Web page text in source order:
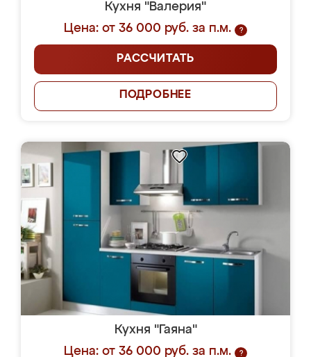
Кухня "Валерия"
Цена: от 36 000 руб. за п.м.
?
РАССЧИТАТЬ
ПОДРОБНЕЕ
Кухня "Гаяна"
Цена: от 36 000 руб. за п.м.
?